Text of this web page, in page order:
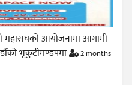
महासंघको आयोजनामा आगामी
भृकुटीमण्डपमा
2 months